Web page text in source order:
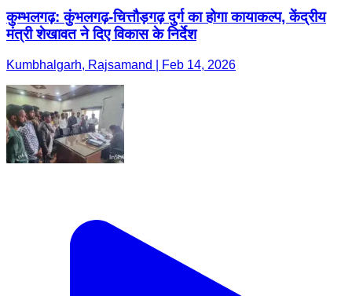
कुम्भलगढ़: कुंभलगढ़-चित्तौड़गढ़ दुर्ग का होगा कायाकल्प, केंद्रीय
मंत्री शेखावत ने दिए विकास के निर्देश
Kumbhalgarh, Rajsamand | Feb 14, 2026